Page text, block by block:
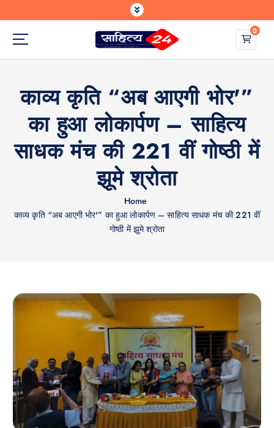
k
t
Where Every Writer Finds a Voice
0
काव्य कृति “अब आएगी भोर'”
का हुआ लोकार्पण – साहित्य
साधक मंच की 221 वीं गोष्ठी में
झूमे श्रोता
Home
काव्य कृति “अब आएगी भोर'” का हुआ लोकार्पण – साहित्य साधक मंच की 221 वीं
गोष्ठी में झूमे श्रोता